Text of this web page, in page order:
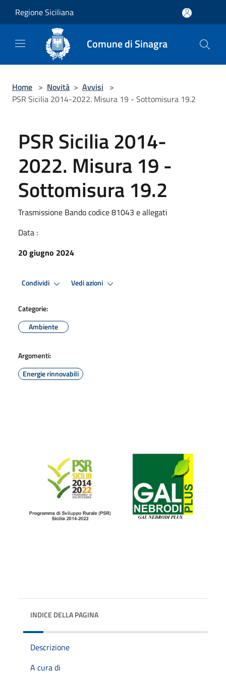
Regione Siciliana
Comune di Sinagra
Home > Novità > Avvisi >
PSR Sicilia 2014-2022. Misura 19 - Sottomisura 19.2
PSR Sicilia 2014-
2022. Misura 19 -
Sottomisura 19.2
Trasmissione Bando codice 81043 e allegati
Data :
20 giugno 2024
Condividi Vedi azioni
Categorie:
Ambiente
Argomenti:
Energie rinnovabili
INDICE DELLA PAGINA
Descrizione
A cura di